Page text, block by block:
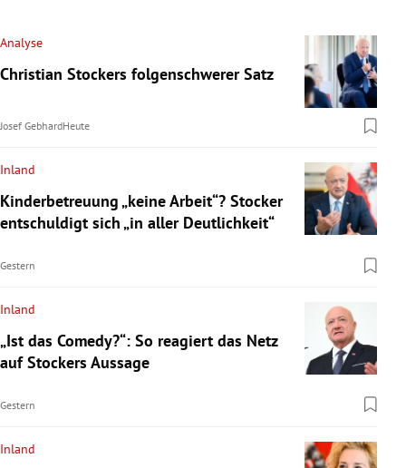
Analyse
Christian Stockers folgenschwerer Satz
Josef GebhardHeute
Inland
Kinderbetreuung „keine Arbeit“? Stocker
entschuldigt sich „in aller Deutlichkeit“
Gestern
Inland
„Ist das Comedy?“: So reagiert das Netz
auf Stockers Aussage
Gestern
Inland